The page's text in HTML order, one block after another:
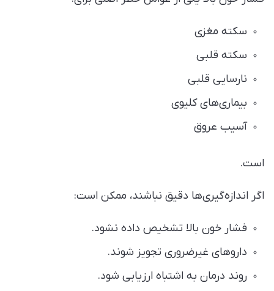
سکته مغزی
سکته قلبی
نارسایی قلبی
بیماری‌های کلیوی
آسیب عروق
است.
اگر اندازه‌گیری‌ها دقیق نباشند، ممکن است:
فشار خون بالا تشخیص داده نشود.
داروهای غیرضروری تجویز شوند.
روند درمان به اشتباه ارزیابی شود.